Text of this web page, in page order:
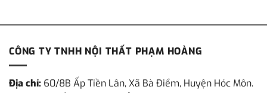
CÔNG TY TNHH NỘI THẤT PHẠM HOÀNG
Địa chỉ: 60/8B Ấp Tiền Lân, Xã Bà Điểm, Huyện Hóc Môn.